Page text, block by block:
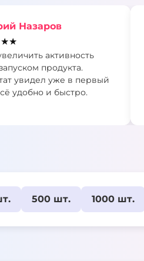
Назаров
активность
продукта.
увидел уже в первый
удобно и быстро.
500 шт. 1000 шт.